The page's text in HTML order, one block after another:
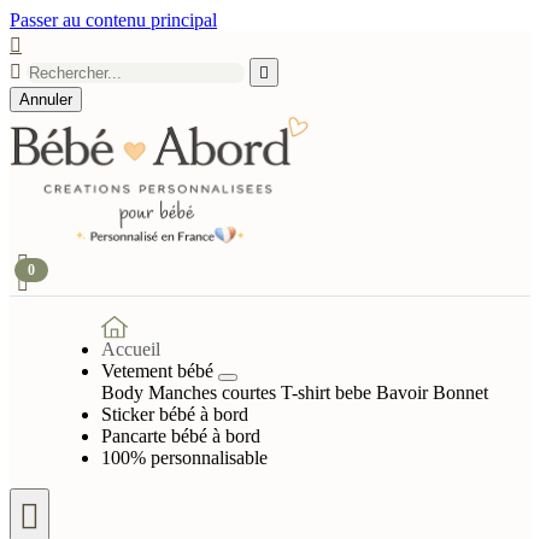
Passer au contenu principal



Annuler


0
Accueil
Vetement bébé
Body Manches courtes T-shirt bebe BavoirBonnet
Sticker bébé à bord
Pancarte bébé à bord
100% personnalisable
